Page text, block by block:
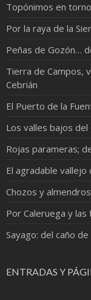
Topónimos en
Por la raya de la
Peñas de Gozón…
Tierra de Campos,
Cebrián
El Puerto de la
Los valles bajos
Rojas parameras;
El agradable vallejo
Chozos y
Por Caleruega y
Sayago: del caño
ENTRADAS Y